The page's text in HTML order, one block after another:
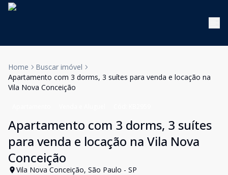
Home
Buscar imóvel
Apartamento com 3 dorms, 3 suítes para venda e locação na
Vila Nova Conceição
Apartamento com 3 dorms, 3 suítes
para venda e locação na Vila Nova
Conceição
Vila Nova Conceição, São Paulo - SP